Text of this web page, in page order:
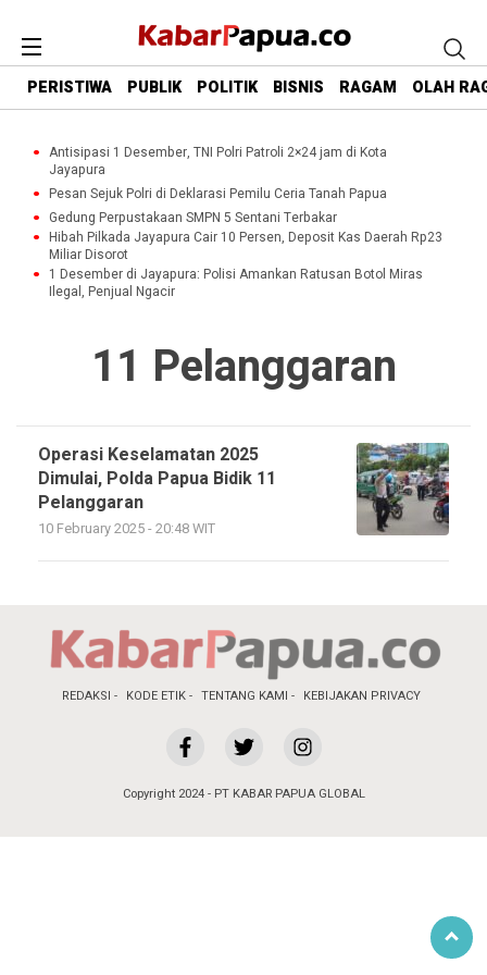
PERISTIWA PUBLIK POLITIK BISNIS RAGAM OLAH
Antisipasi 1 Desember, TNI Polri Patroli 2×24 jam di Kota
Jayapura
Pesan Sejuk Polri di Deklarasi Pemilu Ceria Tanah Papua
Gedung Perpustakaan SMPN 5 Sentani Terbakar
Hibah Pilkada Jayapura Cair 10 Persen, Deposit Kas Daerah Rp23
Miliar Disorot
1 Desember di Jayapura: Polisi Amankan Ratusan Botol Miras
Ilegal, Penjual Ngacir
11 Pelanggaran
Operasi Keselamatan 2025
Dimulai, Polda Papua Bidik 11
Pelanggaran
10 February 2025 - 20:48 WIT
REDAKSI KODE ETIK TENTANG KAMI KEBIJAKAN PRIVACY
Copyright 2024 - PT KABAR PAPUA GLOBAL